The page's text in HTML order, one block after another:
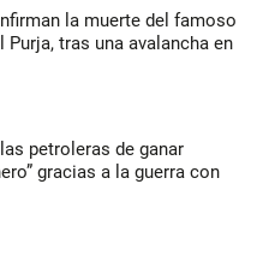
del famoso
tras una avalancha en
petroleras de ganar
gracias a la guerra con